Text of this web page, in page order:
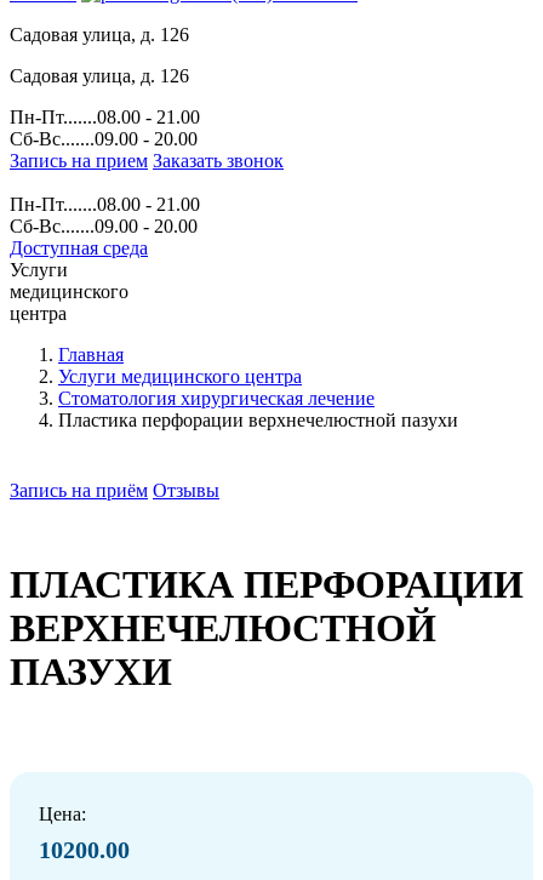
Садовая улица, д. 126
Садовая улица, д. 126
Пн-Пт.......08.00 - 21.00
Сб-Вс.......09.00 - 20.00
Запись на прием Заказать звонок
Пн-Пт.......08.00 - 21.00
Сб-Вс.......09.00 - 20.00
Доступная среда
Услуги
медицинского
центра
Главная
Услуги медицинского центра
Стоматология хирургическая лечение
Пластика перфорации верхнечелюстной пазухи
ПЛАСТИКА ПЕРФОРАЦИИ
ВЕРХНЕЧЕЛЮСТНОЙ
ПАЗУХИ
Запись на приём Отзывы
Цена:
10200.00